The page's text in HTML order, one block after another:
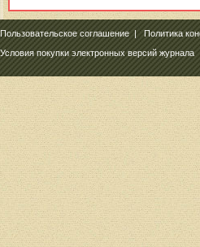
Пользовательское соглашение|Политика
Условия покупки электронных версий журнала